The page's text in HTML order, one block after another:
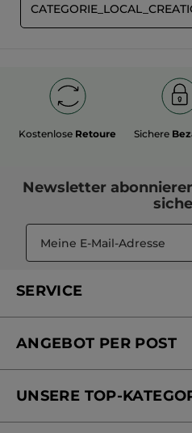
Kostenlose Retoure Sichere
Newsletter
SERVICE
Mein Konto
Online Preisliste
ANGEBOT PER POST
Versandhandel Preisliste
UNSERE TOP-